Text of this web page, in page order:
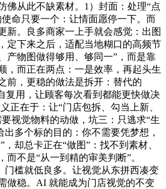
佛从此不缺素材。1）封面：处理“点
命只要一个：让情面愿停一下。而
新。良多商家一上手就会感觉：出图
定下来之后，适配当地糊口的高频节
产物图做得够用、够同一”，而是靠
，而正在两点：一是效率，再起头生
前，更稳的做法是拆开：替代的
复用，让顾客每次看到都能更快做决
正在于：让“门店包拆、勾当上新、
视觉物料的动做，坑三：只逃求“生
多个标的目的：你不需要凭梦想，
，却总卡正在“做图”：找不到素材、
不是“从一到精的审美判断”。
门槛就低良多。让视觉从东拼西凑变
做稳。AI 就能成为门店视觉的不变